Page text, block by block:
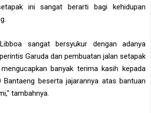
ini sangat berarti bagi kehidupan
sangat bersyukur dengan adanya
Garuda dan pembuatan jalan setapak
banyak terima kasih kepada
Bantaeng beserta jajarannya atas bantuan
tambahnya.